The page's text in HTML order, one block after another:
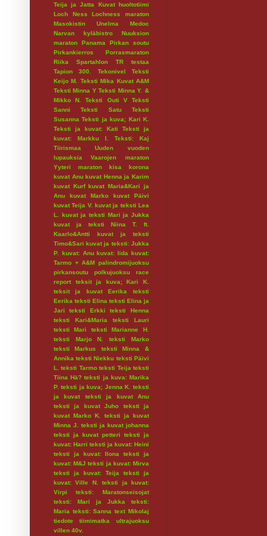
Teija ja Jatta
Kuvat huoltotiimi
Loch Ness
Lochness maraton
Masokistin Unelma
Medoc
Narvan kyläbistro
Nuuksion
maraton
Panama
Pirkan soutu
Pirkankierros
Porrasmaraton
Riika
Spartahlon
TR testaa
Tapion 300.
Tekonivel
Teksti
Keijo M.
Teksti Mika Kuvat A&M
Teksti Minna Y Teksti Minna Y. &
Mikko N.
Teksti Outi V
Teksti
Sanni
Teksti Satu
Teksti
Susanna Teksti ja kuva; Kari K.
Teksti ja kuvat: Kati
Teksti ja
kuvat: Markku I.
Teksti: Kaj
Tiirismaa
Uuden vuoden
lupauksia
Vaarojen maraton
Yyteri maraton
kisa
korona
kuvat Anu kuvat Henna ja Karim
kuvat Kurf kuvat Maria&Kari ja
Anu
kuvat Marko
kuvat Päivi
kuvat Teija V. kuvat ja teksti Lea
L.
kuvat ja teksti Mari ja Jukka
kuvat ja teksti Niina T. ft.
Kaarlo&Antti
kuvat ja teksti
Timo&Sari kuvat ja teksti: Jukka
P.
kuvat: Anu kuvat: Iida kuvat:
Tarmo + A&M palindromijuoksu
pirkansoutu
polkujuoksu
race
report
teksit ja kuva; Kari K.
teksit ja kuvat Eerika
teksti
Eerika teksti Elina teksti Elina ja
Jari
teksti Erkki
teksti Henna
teksti Kari&Maria
teksti Lauri
teksti Mari
teksti Marianne H.
teksti Marjo N.
teksti Marko
teksti Markus
teksti Minna &
Annika teksti Niekku teksti Päivi
L.
teksti Tarmo teksti Teija teksti
Tiina Hä? teksti ja kuva: Marika
P. teksti ja kuva; Jenna K.
teksti
ja kuvat
teksti ja kuvat Anu
teksti ja kuvat Juho
teksti ja
kuvat Marko K.
teksti ja kuvat
Minna J.
teksti ja kuvat johanna
teksti ja kuvat petteri
teksti ja
kuvat: Harri teksti ja kuvat: Heini
teksti ja kuvat: Ilona
teksti ja
kuvat: M&J teksti ja kuvat: Mirva
teksti ja kuvat: Teija
teksti ja
kuvat: Ville N.
teksti ja kuvat:
Virpi
teksti: Maratonseisojat
teksti: Mari ja Jukka
teksti:
Maria teksti: Sanna text Mikolaj
tiedote
tiimimatka
ultrajuoksu
villen 40v.